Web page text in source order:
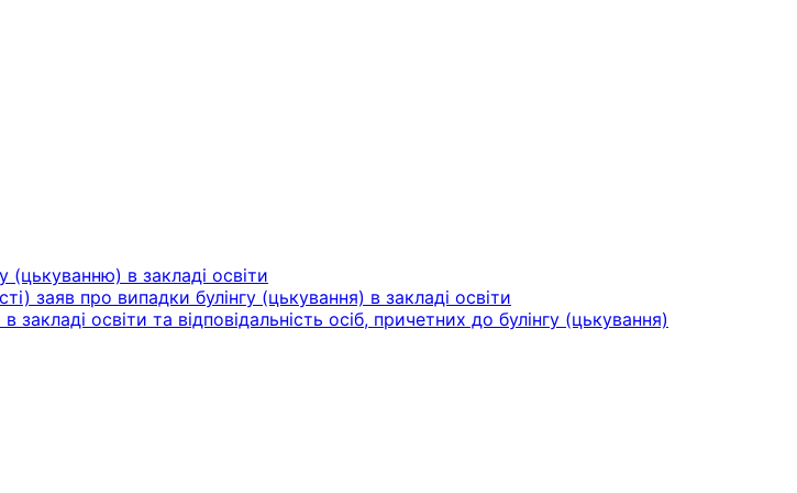
(цькуванню) в закладі освіти
заяв про випадки булінгу (цькування) в закладі освіти
освіти та відповідальність осіб, причетних до булінгу (цькування)